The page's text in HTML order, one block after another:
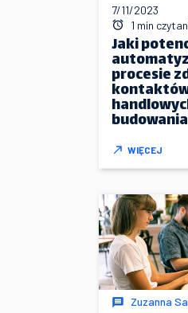
7/11/2023
1 min
Jaki
procesie
WIĘCEJ
Zuzanna